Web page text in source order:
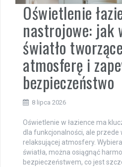
Oświetlenie
nastrojowe: jak
światło
atmosferę i
bezpieczeństwo
8 lipca 2026
Oświetlenie w łazience ma
dla funkcjonalności, ale
relaksującej atmosfery.
światła, można osiągnąć
bezpieczeństwem, co jest